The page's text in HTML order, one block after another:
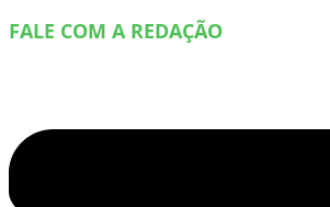
FALE COM A REDAÇÃO